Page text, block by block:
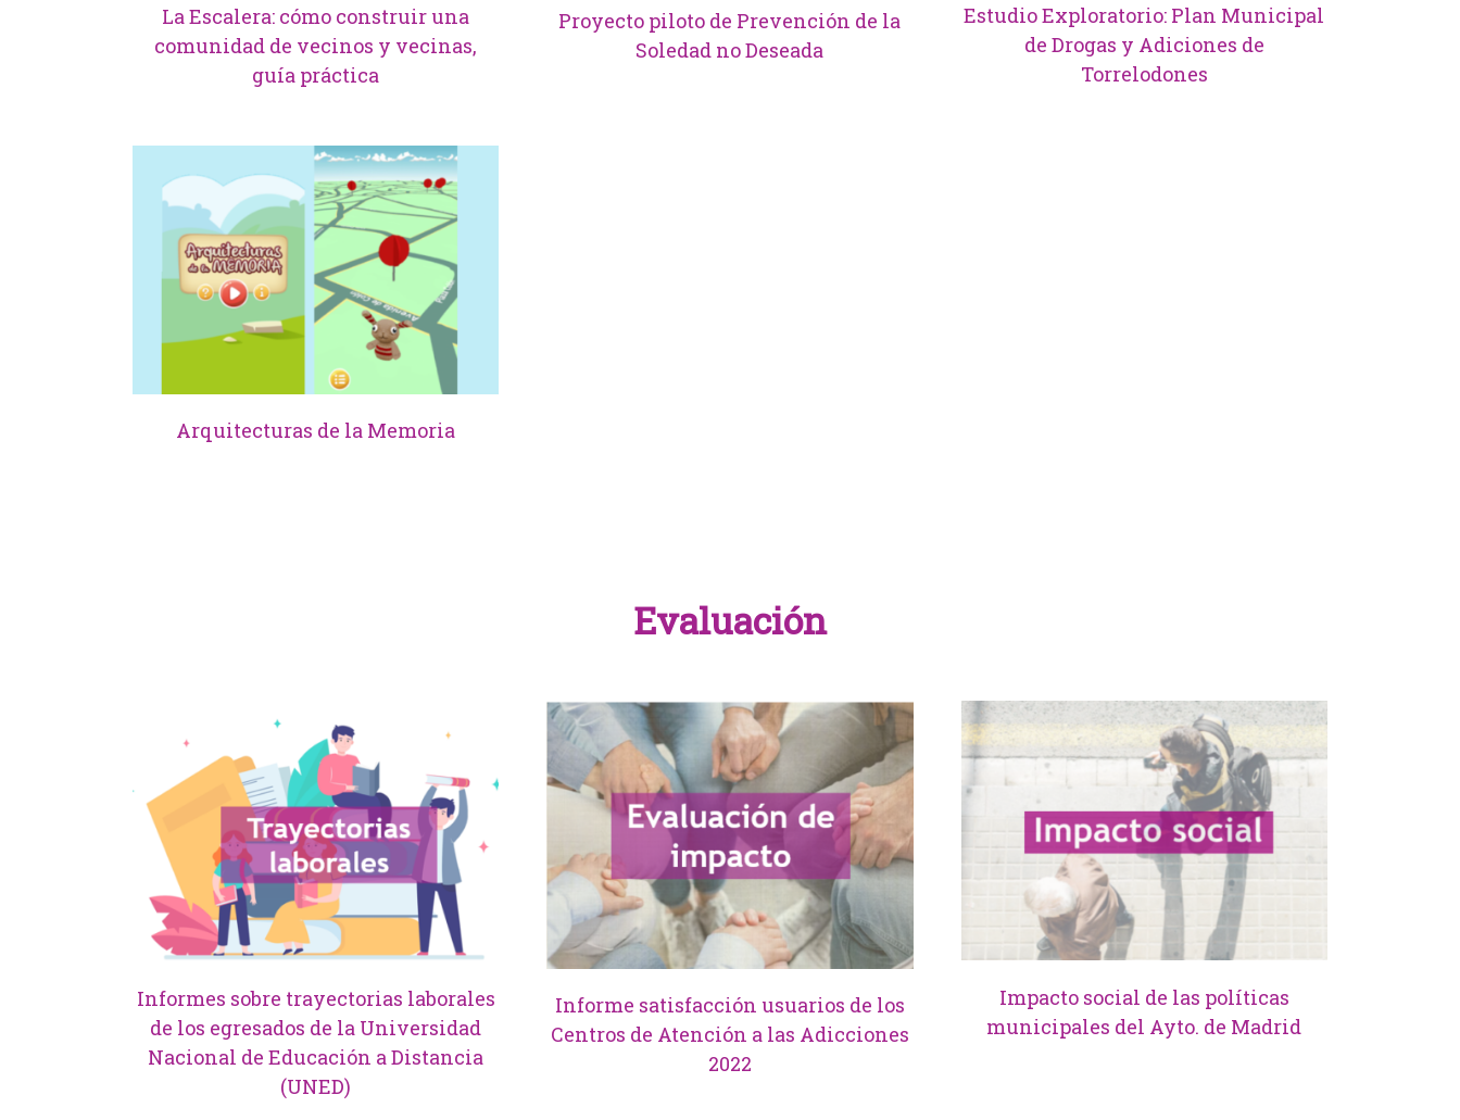
La Escalera: cómo construir una
comunidad de vecinos y vecinas,
guía práctica
Proyecto piloto de Prevención de la
Soledad no Deseada
Estudio Exploratorio: Plan Municipal
de Drogas y Adiciones de
Torrelodones
Arquitecturas de la Memoria
Evaluación
Informes sobre trayectorias laborales
de los egresados de la Universidad
Nacional de Educación a Distancia
(UNED)
Informe satisfacción usuarios de los
Centros de Atención a las Adicciones
2022
Impacto social de las políticas
municipales del Ayto. de Madrid